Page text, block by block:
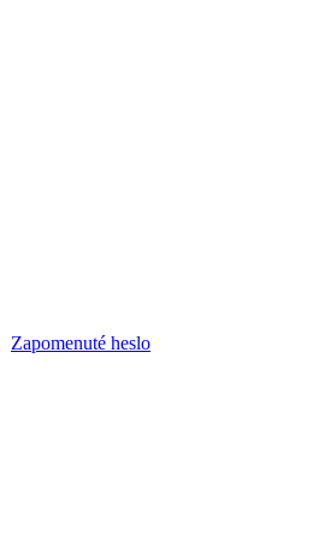
Zapomenuté heslo